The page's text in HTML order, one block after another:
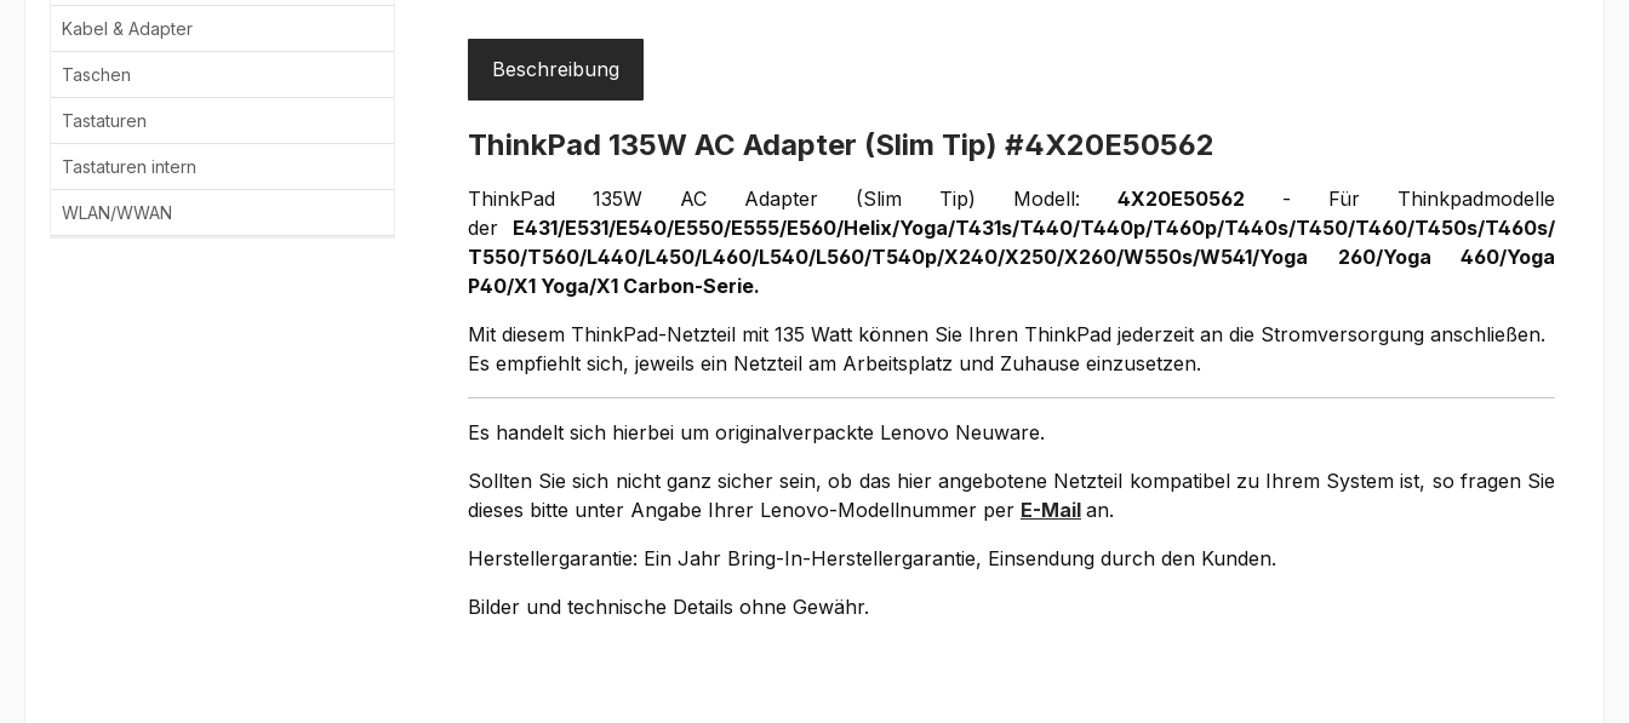
Kabel & Adapter
Taschen
Tastaturen
Tastaturen intern
WLAN/WWAN
Beschreibung
ThinkPad 135W AC Adapter (Slim Tip) #4X20E50562
ThinkPad 135W AC Adapter (Slim Tip) Modell: 4X20E50562 - Für Thinkpadmodelle
der E431/E531/E540/E550/E555/E560/Helix/Yoga/T431s/T440/T440p/T460p/T440s/T450/T460/T450s/T460s/
T550/T560/L440/L450/L460/L540/L560/T540p/X240/X250/X260/W550s/W541/Yoga 260/Yoga 460/Yoga
P40/X1 Yoga/X1 Carbon-Serie.
Mit diesem ThinkPad-Netzteil mit 135 Watt können Sie Ihren ThinkPad jederzeit an die Stromversorgung anschließen.
Es empfiehlt sich, jeweils ein Netzteil am Arbeitsplatz und Zuhause einzusetzen.
Es handelt sich hierbei um originalverpackte Lenovo Neuware.
Sollten Sie sich nicht ganz sicher sein, ob das hier angebotene Netzteil kompatibel zu Ihrem System ist, so fragen Sie
dieses bitte unter Angabe Ihrer Lenovo-Modellnummer per E-Mail an.
Herstellergarantie: Ein Jahr Bring-In-Herstellergarantie, Einsendung durch den Kunden.
Bilder und technische Details ohne Gewähr.